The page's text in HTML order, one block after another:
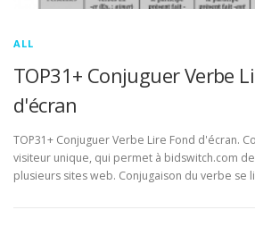
ALL
TOP31+ Conjuguer Verbe
d'écran
TOP31+ Conjuguer Verbe Lire Fond d'écran.
visiteur unique, qui permet à bidswitch.com
plusieurs sites web. Conjugaison du verbe se